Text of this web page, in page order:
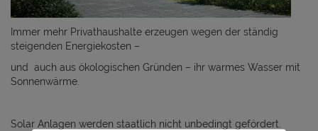
Immer mehr Privathaushalte erzeugen wegen der ständig
steigenden Energiekosten –
und auch aus ökologischen Gründen – ihr warmes Wasser mit
Sonnenwärme.
Solar Anlagen werden staatlich nicht unbedingt gefördert.